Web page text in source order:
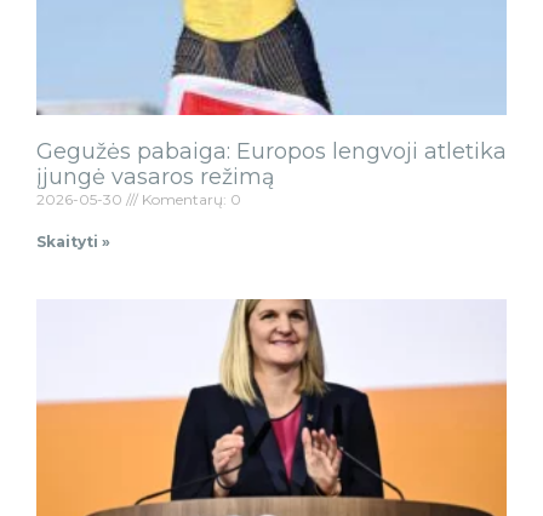
Gegužės pabaiga: Europos lengvoji atletika
įjungė vasaros režimą
2026-05-30 Komentarų: 0
Skaityti »